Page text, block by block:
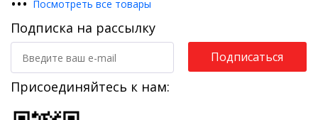
••• Посмотреть все товары
Подписка на рассылку
Подписаться
Присоединяйтесь к нам: